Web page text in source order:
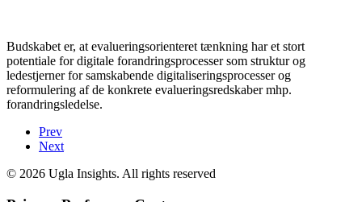
Budskabet er, at evalueringsorienteret tænkning har et stort
potentiale for digitale forandringsprocesser som struktur og
ledestjerner for samskabende digitaliseringsprocesser og
reformulering af de konkrete evalueringsredskaber mhp.
forandringsledelse.
Prev
Next
© 2026 Ugla Insights. All rights reserved